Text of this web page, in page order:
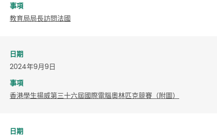
事項
教育局局長訪問法國
日期
2024年9月9日
事項
​香港學生揚威第三十六屆國際電腦奧林匹克競賽（附圖）
日期